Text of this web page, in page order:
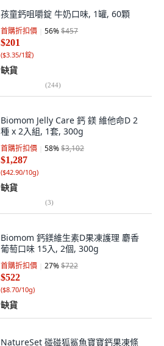
孩童鈣咀嚼錠 牛奶口味, 1罐, 60顆
首購折扣價 56%$457
$201
($3.35/1錠)
缺貨
(244)
Biomom Jelly Care 鈣 鎂 維他命D 2
種 x 2入組, 1套, 300g
首購折扣價 58%$3,102
$1,287
($42.90/10g)
缺貨
(3)
Biomom 鈣鎂維生素D果凍護理 麝香
葡萄口味 15入, 2個, 300g
首購折扣價 27%$722
$522
($8.70/10g)
缺貨
NatureSet 碰碰狐鯊魚寶寶鈣果凍條